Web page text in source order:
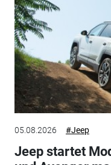
05.08.2026 #Jeep
Jeep startet